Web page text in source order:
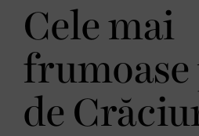
Cele mai
frumoase
de